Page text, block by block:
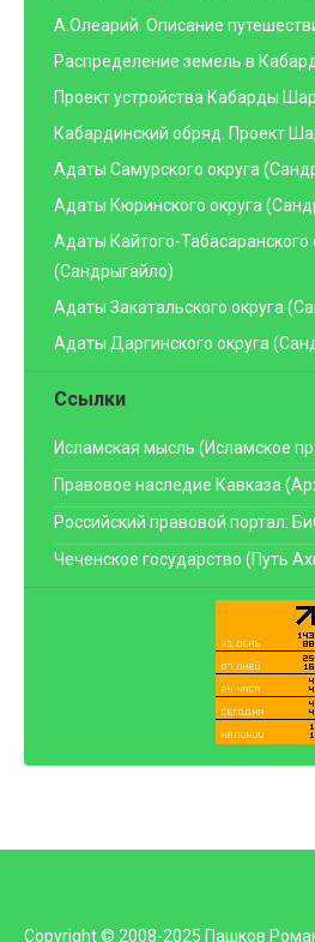
А.Олеарий. Описание
Распределение земель в
Проект устройства Кабарды
Кабардинский обряд. Проект
Адаты Самурского округа
Адаты Кюринского округа
Адаты Кайтого-Табасаранского
(Сандрыгайло)
Адаты Закатальского округа
Адаты Даргинского округа
Ссылки
Исламская мысль (Исламское
Правовое наследие Кавказа
Российский правовой портал:
Чеченское государство (Путь
Copyright © 2008-2025 Пашков